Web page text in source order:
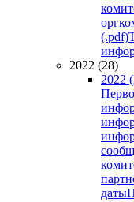
(.pdf)
2022 (28)
2022
даты